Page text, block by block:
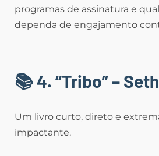
programas de assinatura e
dependa de engajamento
📚 4. “Tribo” –
Um livro curto, direto e
impactante.